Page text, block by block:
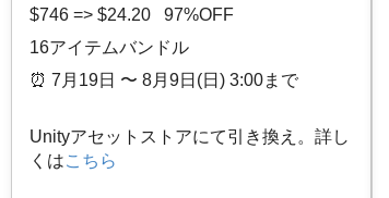
$746 => $24.20 97%OFF
16アイテムバンドル
⏰️ 7月19日 〜 8月9日(日) 3:00まで
Unityアセットストアにて引き換え。詳し
くはこちら